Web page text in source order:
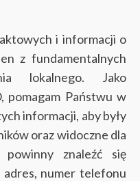
i informacji o
z fundamentalnych
lokalnego. Jako
pomagam Państwu w
informacji, aby były
oraz widoczne dla
znaleźć się
adres, numer telefonu